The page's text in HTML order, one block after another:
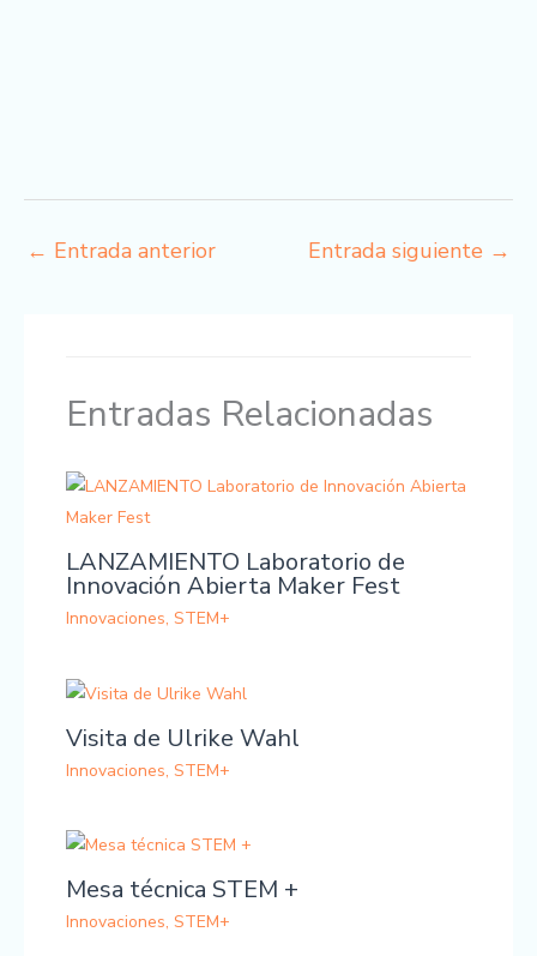
← Entrada anterior Entrada siguiente →
Entradas Relacionadas
LANZAMIENTO Laboratorio de
Innovación Abierta Maker Fest
Innovaciones, STEM+
Visita de Ulrike Wahl
Innovaciones, STEM+
Mesa técnica STEM +
Innovaciones, STEM+